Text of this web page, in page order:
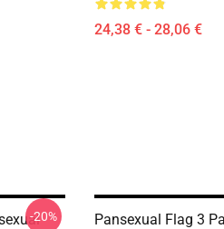
24,38 € - 28,06 €
-20%
Pansexual Flag 3